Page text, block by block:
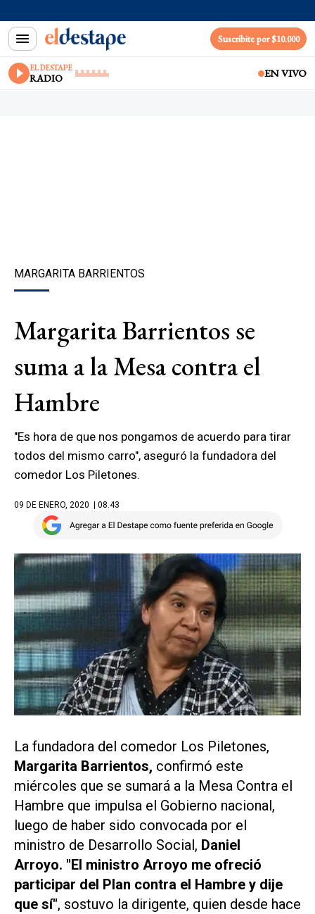
Suscribite por $10.000
EL DESTAPE
RADIO EN VIVO
MARGARITA BARRIENTOS
Margarita Barrientos se
suma a la Mesa contra el
Hambre
"Es hora de que nos pongamos de acuerdo para tirar
todos del mismo carro", aseguró la fundadora del
comedor Los Piletones.
09 DE ENERO, 2020 | 08.43
La fundadora del comedor Los Piletones,
Margarita Barrientos, confirmó este
miércoles que se sumará a la Mesa Contra el
Hambre que impulsa el Gobierno nacional,
luego de haber sido convocada por el
ministro de Desarrollo Social, Daniel
Arroyo. "El ministro Arroyo me ofreció
participar del Plan contra el Hambre y dije
que sí", sostuvo la dirigente, quien desde hace